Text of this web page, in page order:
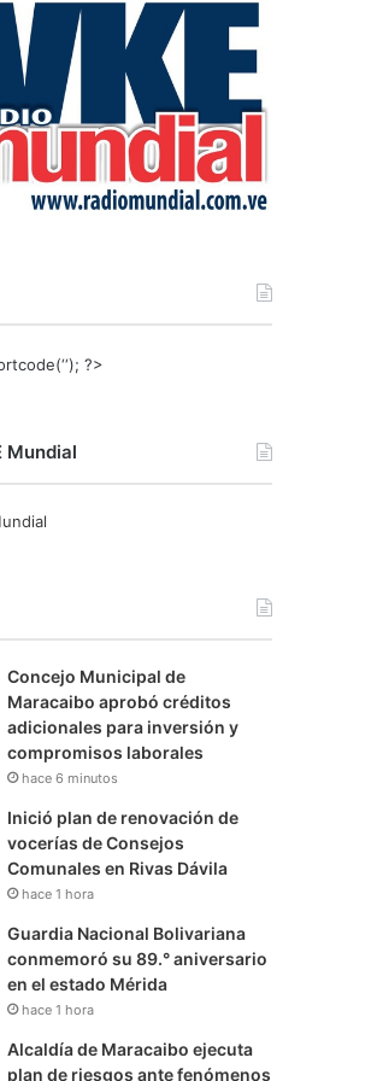
r
?>
Mundial
Concejo Municipal de
Maracaibo aprobó créditos
adicionales para inversión y
compromisos laborales
hace 6 minutos
Inició plan de renovación de
vocerías de Consejos
Comunales en Rivas Dávila
hace 1 hora
Guardia Nacional Bolivariana
conmemoró su 89.° aniversario
en el estado Mérida
hace 1 hora
Alcaldía de Maracaibo ejecuta
plan de riesgos ante fenómenos